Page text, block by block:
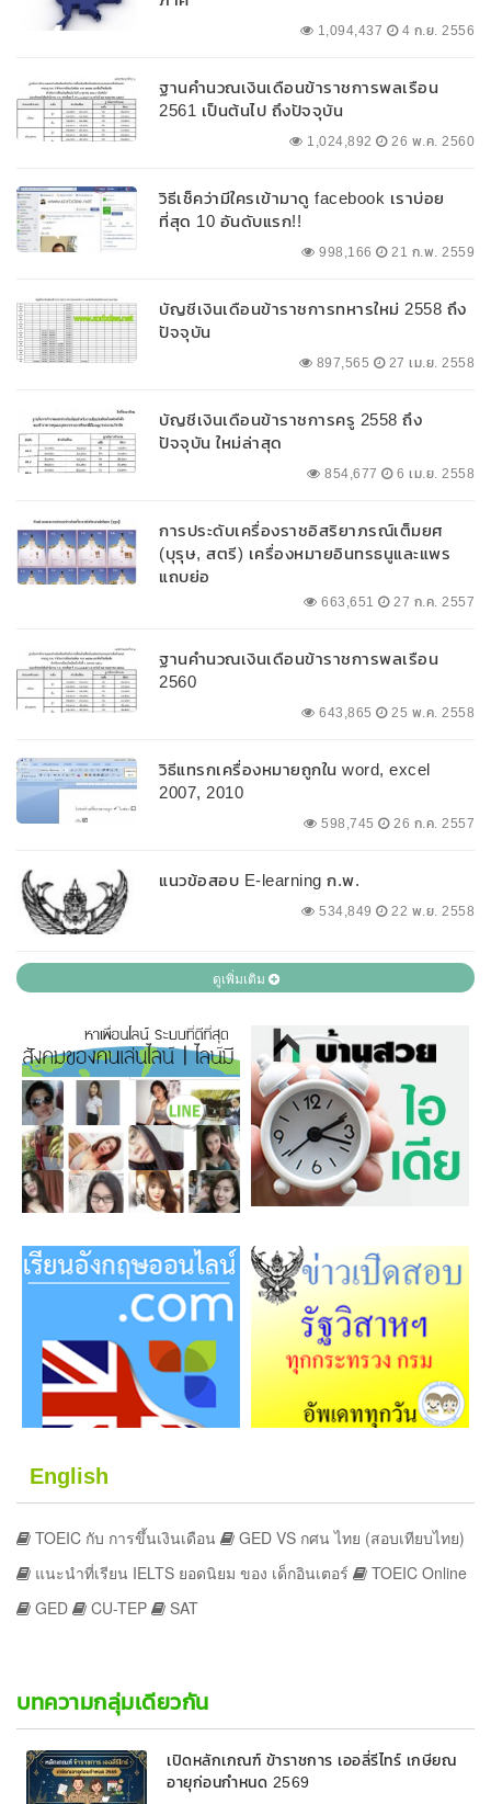
1,094,437 4 ก.ย. 2556
ฐานคำนวณเงินเดือนข้าราชการพลเรือน
2561 เป็นต้นไป ถึงปัจจุบัน
1,024,892 26 พ.ค. 2560
วิธีเช็คว่ามีใครเข้ามาดู facebook เราบ่อย
ที่สุด 10 อันดับแรก!!
998,166 21 ก.พ. 2559
บัญชีเงินเดือนข้าราชการทหารใหม่ 2558 ถึง
ปัจจุบัน
897,565 27 เม.ย. 2558
บัญชีเงินเดือนข้าราชการครู 2558 ถึง
ปัจจุบัน ใหม่ล่าสุด
854,677 6 เม.ย. 2558
การประดับเครื่องราชอิสริยาภรณ์เต็มยศ
(บุรุษ, สตรี) เครื่องหมายอินทรธนูและแพร
แถบย่อ
663,651 27 ก.ค. 2557
ฐานคำนวณเงินเดือนข้าราชการพลเรือน
2560
643,865 25 พ.ค. 2558
วิธีแทรกเครื่องหมายถูกใน word, excel
2007, 2010
598,745 26 ก.ค. 2557
แนวข้อสอบ E-learning ก.พ.
534,849 22 พ.ย. 2558
ดูเพิ่มเติม
English
TOEIC กับ การขึ้นเงินเดือน
GED VS กศน ไทย (สอบเทียบไทย)
แนะนำที่เรียน IELTS ยอดนิยม ของ เด็กอินเตอร์
TOEIC Online
GED
CU-TEP SAT
บทความกลุ่มเดียวกัน
เปิดหลักเกณฑ์ ข้าราชการ เออลี่รีไทร์ เกษียณ
อายุก่อนกำหนด 2569